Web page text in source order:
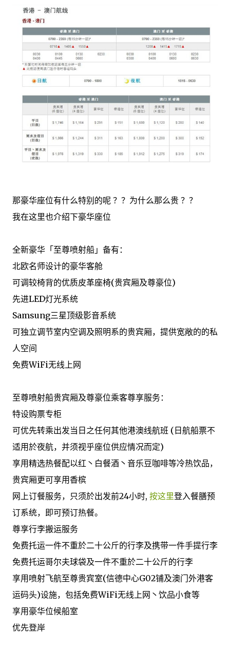
那豪华座位有什么特别的呢 ？？为什么那么贵 ？？
我在这里也介绍下豪华座位
全新豪华「至尊喷射船」备有：
北欧名师设计的豪华客舱
可调较椅背的优质皮革座椅(贵宾厢及尊豪位)
先进LED灯光系统
Samsung三星顶级影音系统
可独立调节室内空调及照明系的贵宾厢，提供宽敞的的私
人空间
免费WiFi无线上网
至尊喷射船贵宾厢及尊豪位乘客尊享服务：
特设购票专柜
可优先转乘出发当日之任何其他港澳线航班 (日航船票不
适用於夜航，并须视乎座位供应情况而定)
享用精选热餐配以红丶白餐酒丶音乐豆咖啡等冷热饮品，
贵宾厢更可享用香槟
网上订餐服务，只须於出发前24小时, 按这里登入餐膳预
订系统，即可预订热餐。
尊享行李搬运服务
免费托运一件不重於二十公斤的行李及携带一件手提行李
免费托运哥尔夫球袋及一件不重於二十公斤的行李
享用喷射飞航至尊贵宾室(信德中心G02铺及澳门外港客
运码头)设施，包括免费WiFi无线上网丶饮品小食等
享用豪华位候船室
优先登岸